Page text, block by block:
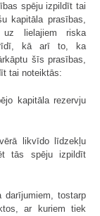
spēju izpildīt tai
kapitāla prasības,
uz lielajiem riska
kā arī to, ka
šīs prasības,
tai noteiktās:
kapitāla rezervju
likvīdo līdzekļu
tās spēju izpildīt
darījumiem, tostarp
ar kuriem tiek